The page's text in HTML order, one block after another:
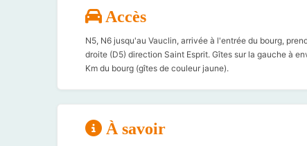
Accès
N5, N6 jusqu'au Vauclin, arrivée à l'entrée du bourg,
droite (D5) direction Saint Esprit. Gîtes sur la gauche à
Km du bourg (gîtes de couleur jaune).
À savoir